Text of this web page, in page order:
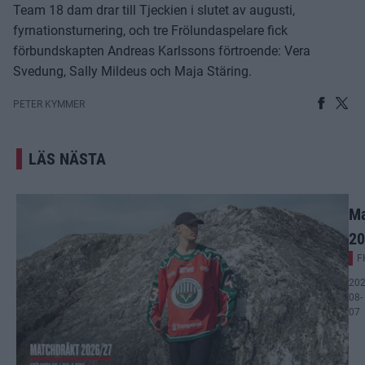
Team 18 dam drar till Tjeckien i slutet av augusti,
fyrnationsturnering, och tre Frölundaspelare fick
förbundskapten Andreas Karlssons förtroende: Vera
Svedung, Sally Mildeus och Maja Stäring.
PETER KYMMER
LÄS NÄSTA
08-
07